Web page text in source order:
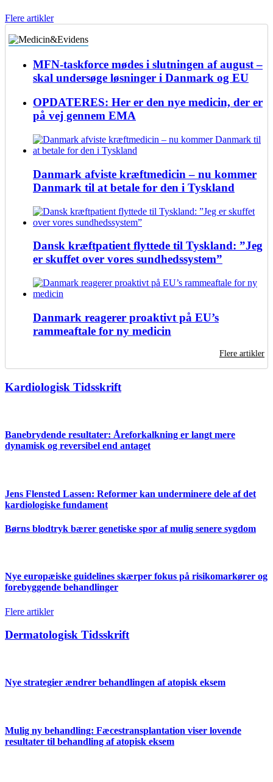
Flere artikler
MFN-taskforce mødes i slutningen af august –
skal undersøge løsninger i Danmark og EU
OPDATERES: Her er den nye medicin, der er
på vej gennem EMA
Danmark afviste kræftmedicin – nu kommer
Danmark til at betale for den i Tyskland
Dansk kræftpatient flyttede til Tyskland: ”Jeg
er skuffet over vores sundhedssystem”
Danmark reagerer proaktivt på EU’s
rammeaftale for ny medicin
Flere artikler
Kardiologisk Tidsskrift
Banebrydende resultater: Åreforkalkning er langt mere
dynamisk og reversibel end antaget
Jens Flensted Lassen: Reformer kan underminere dele af det
kardiologiske fundament
Børns blodtryk bærer genetiske spor af mulig senere sygdom
Nye europæiske guidelines skærper fokus på risikomarkører og
forebyggende behandlinger
Flere artikler
Dermatologisk Tidsskrift
Nye strategier ændrer behandlingen af atopisk eksem
Mulig ny behandling: Fæcestransplantation viser lovende
resultater til behandling af atopisk eksem